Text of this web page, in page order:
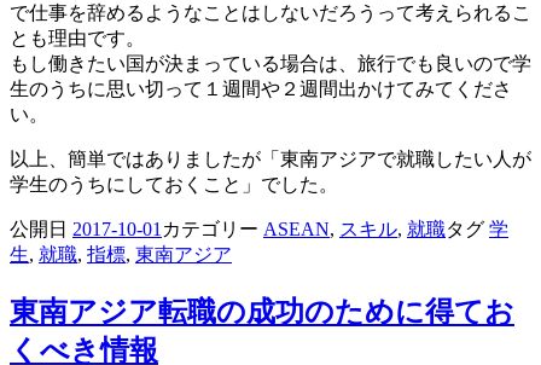
で仕事を辞めるようなことはしないだろうって考えられるこ
とも理由です。
もし働きたい国が決まっている場合は、旅行でも良いので学
生のうちに思い切って１週間や２週間出かけてみてくださ
い。
以上、簡単ではありましたが「東南アジアで就職したい人が
学生のうちにしておくこと」でした。
公開日 2017-10-01 カテゴリー ASEAN, スキル, 就職タグ 学
生, 就職, 指標, 東南アジア
東南アジア転職の成功のために得てお
くべき情報